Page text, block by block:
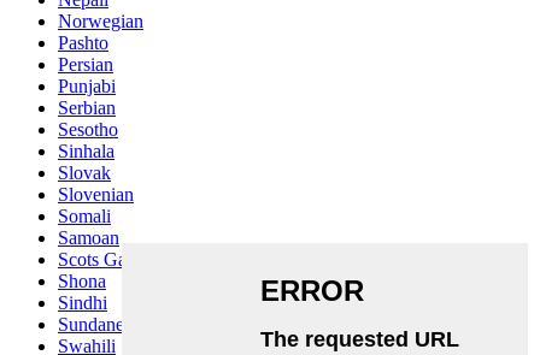
Norwegian
Pashto
Persian
Punjabi
Serbian
Sesotho
Sinhala
Slovak
Slovenian
Somali
Samoan
Scots Gaelic
Shona
Sindhi
Sundanese
Swahili